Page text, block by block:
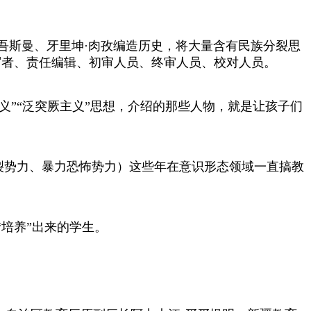
曼、牙里坤·肉孜编造历史，将大量含有民族分裂思
、责任编辑、初审人员、终审人员、校对人员。
泛突厥主义”思想，介绍的那些人物，就是让孩子们
力、暴力恐怖势力）这些年在意识形态领域一直搞教
养”出来的学生。